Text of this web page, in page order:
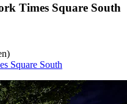
Times Square South
Square South